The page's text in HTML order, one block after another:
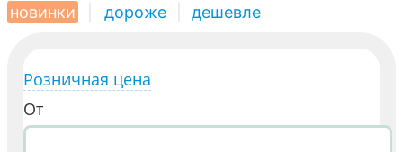
новинки
дороже дешевле
Розничная цена
От